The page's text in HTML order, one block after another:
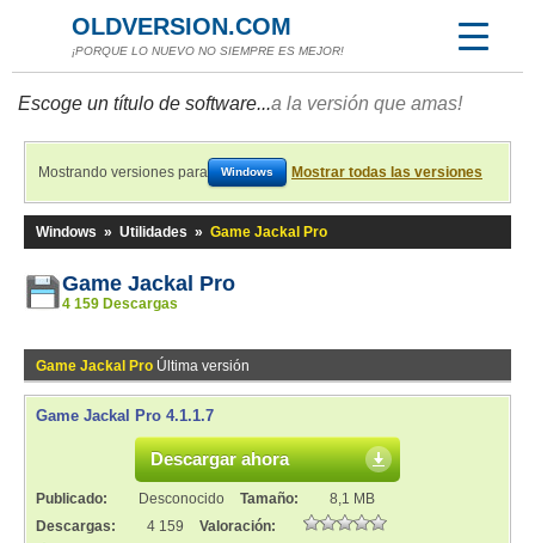
OLDVERSION.COM
¡PORQUE LO NUEVO NO SIEMPRE ES MEJOR!
Escoge un título de software...a la versión que amas!
Mostrando versiones para Windows Mostrar todas las versiones
Windows » Utilidades » Game Jackal Pro
Game Jackal Pro
4 159 Descargas
Game Jackal Pro Última versión
Game Jackal Pro 4.1.1.7
Descargar ahora
Publicado: Desconocido Tamaño:
8,1 MB
Descargas:
4 159
Valoración: